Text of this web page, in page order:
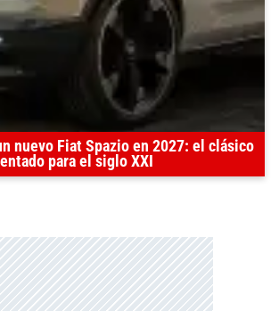
nuevo Fiat Spazio en 2027: el clásico
para el siglo XXI